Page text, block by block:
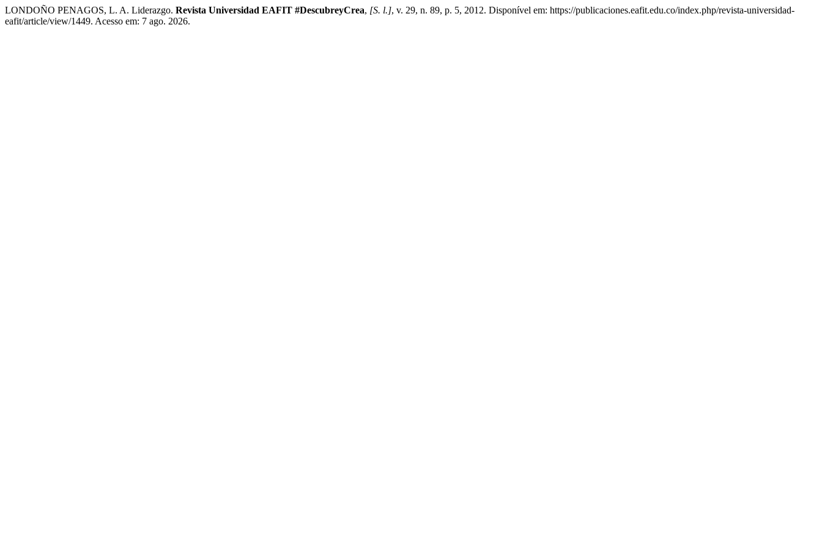
LONDOÑO PENAGOS, L. A. Liderazgo. Revista Universidad EAFIT #DescubreyCrea, [S. l.], v. 29, n. 89, p. 5, 2012. Disponível em: https://publicaciones.eafit.edu.co/index.php/revista-universidad-
eafit/article/view/1449. Acesso em: 7 ago. 2026.